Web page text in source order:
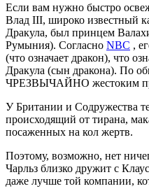
Если вам нужно быстро
Влад III, широко известный
Дракула, был принцем
Румыния). Согласно NBC ,
(что означает дракон), что
Дракула (сын дракона). По
ЧРЕЗВЫЧАЙНО жестоким
У Британии и Содружества
происходящий от тирана,
посаженных на кол жертв.
Поэтому, возможно, нет
Чарльз близко дружит с
даже лучше той компании,